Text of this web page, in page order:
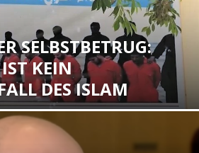
SELBSTBETRUG:
KEIN
DES ISLAM